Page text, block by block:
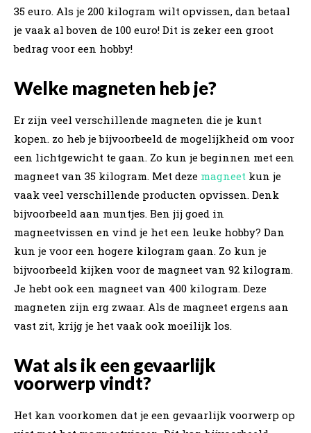
35 euro. Als je 200 kilogram wilt opvissen, dan betaal
je vaak al boven de 100 euro! Dit is zeker een groot
bedrag voor een hobby!
Welke magneten heb je?
Er zijn veel verschillende magneten die je kunt
kopen. zo heb je bijvoorbeeld de mogelijkheid om voor
een lichtgewicht te gaan. Zo kun je beginnen met een
magneet van 35 kilogram. Met deze magneet kun je
vaak veel verschillende producten opvissen. Denk
bijvoorbeeld aan muntjes. Ben jij goed in
magneetvissen en vind je het een leuke hobby? Dan
kun je voor een hogere kilogram gaan. Zo kun je
bijvoorbeeld kijken voor de magneet van 92 kilogram.
Je hebt ook een magneet van 400 kilogram. Deze
magneten zijn erg zwaar. Als de magneet ergens aan
vast zit, krijg je het vaak ook moeilijk los.
Wat als ik een gevaarlijk
voorwerp vindt?
Het kan voorkomen dat je een gevaarlijk voorwerp op